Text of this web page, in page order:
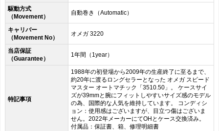
駆動方式
（Movement）
自動巻き（Automatic）
キャリバー
（Movement No）
オメガ 3220
当店保証
（Guarantee）
1年間（1year）
特記事項
1988年の初登場から2009年の生産終了に至るまで、
約20年に渡るロングセラーとなった オメガ スピード
マスター オートマチック「3510.50」。 ケースサイ
ズが39mmと腕にフィットしやすいサイズ感のモデル
の為、国際的な人気を維持しています。 コンディシ
ョン：使用感はございますが、目立つ傷はございま
せん。2022年メーカーにてOHとケース交換済み。
付属品：保証書、箱、修理明細書